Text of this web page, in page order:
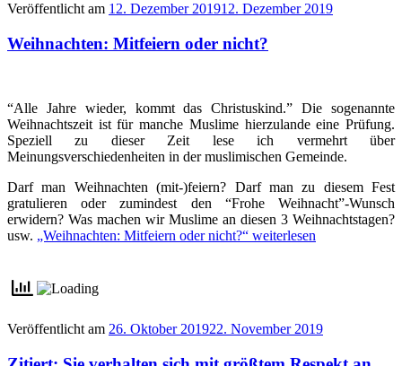
Veröffentlicht am 12. Dezember 201912. Dezember 2019
Weihnachten: Mitfeiern oder nicht?
“Alle Jahre wieder, kommt das Christuskind.” Die sogenannte
Weihnachtszeit ist für manche Muslime hierzulande eine Prüfung.
Speziell zu dieser Zeit lese ich vermehrt über
Meinungsverschiedenheiten in der muslimischen Gemeinde.
Darf man Weihnachten (mit-)feiern? Darf man zu diesem Fest
gratulieren oder zumindest den “Frohe Weihnacht”-Wunsch
erwidern? Was machen wir Muslime an diesen 3 Weihnachtstagen?
usw. „Weihnachten: Mitfeiern oder nicht?“ weiterlesen
Veröffentlicht am 26. Oktober 201922. November 2019